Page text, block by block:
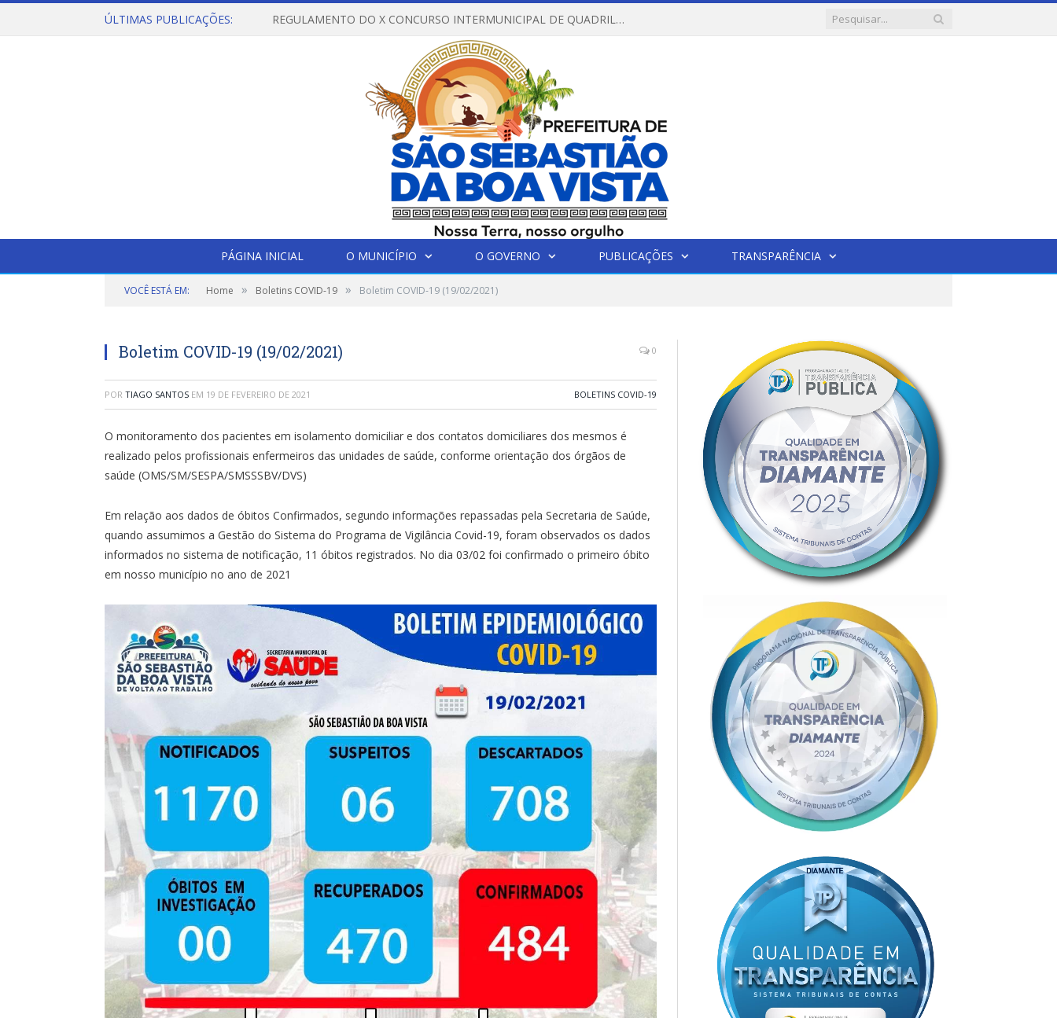
ÚLTIMAS PUBLICAÇÕES: REGULAMENTO DO X CONCURSO INTERMUNICIPAL DE QUADRILHAS JUNINAS – 2026 – ARRAIÁ DA VENEZA
PÁGINA INICIAL O MUNICÍPIO O GOVERNO PUBLICAÇÕES TRANSPARÊNCIA
VOCÊ ESTÁ EM: Home » Boletins COVID-19 » Boletim COVID-19 (19/02/2021)
Boletim COVID-19 (19/02/2021) 0
POR TIAGO SANTOS EM 19 DE FEVEREIRO DE 2021 BOLETINS COVID-19
O monitoramento dos pacientes em isolamento domiciliar e dos contatos domiciliares dos mesmos é
realizado pelos profissionais enfermeiros das unidades de saúde, conforme orientação dos órgãos de
saúde (OMS/SM/SESPA/SMSSSBV/DVS)
Em relação aos dados de óbitos Confirmados, segundo informações repassadas pela Secretaria de Saúde,
quando assumimos a Gestão do Sistema do Programa de Vigilância Covid-19, foram observados os dados
informados no sistema de notificação, 11 óbitos registrados. No dia 03/02 foi confirmado o primeiro óbito
em nosso município no ano de 2021